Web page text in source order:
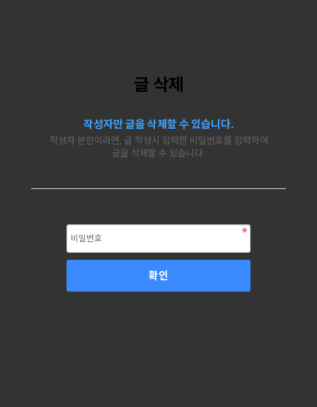
글 삭제
작성자만 글을 삭제할 수 있습니다.
작성자 본인이라면, 글 작성시 입력한 비밀번호를 입력하여
글을 삭제할 수 있습니다.